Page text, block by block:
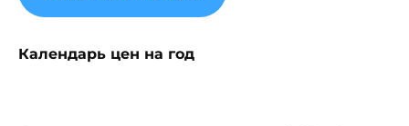
Календарь цен на год